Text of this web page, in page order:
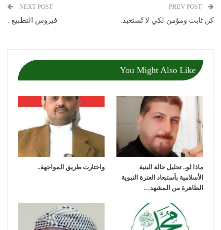
كن ثابت ومؤمن لكي لا تُستعبد.
NEXT POST
فيروس التطبيع .
You Might Also Like
ماذا لو.. تحليل حالة البنية
الأسلامية بأستبعاد العترة النبوية
الطاهرة من المشهد…
واختارت طريق المواجهة..